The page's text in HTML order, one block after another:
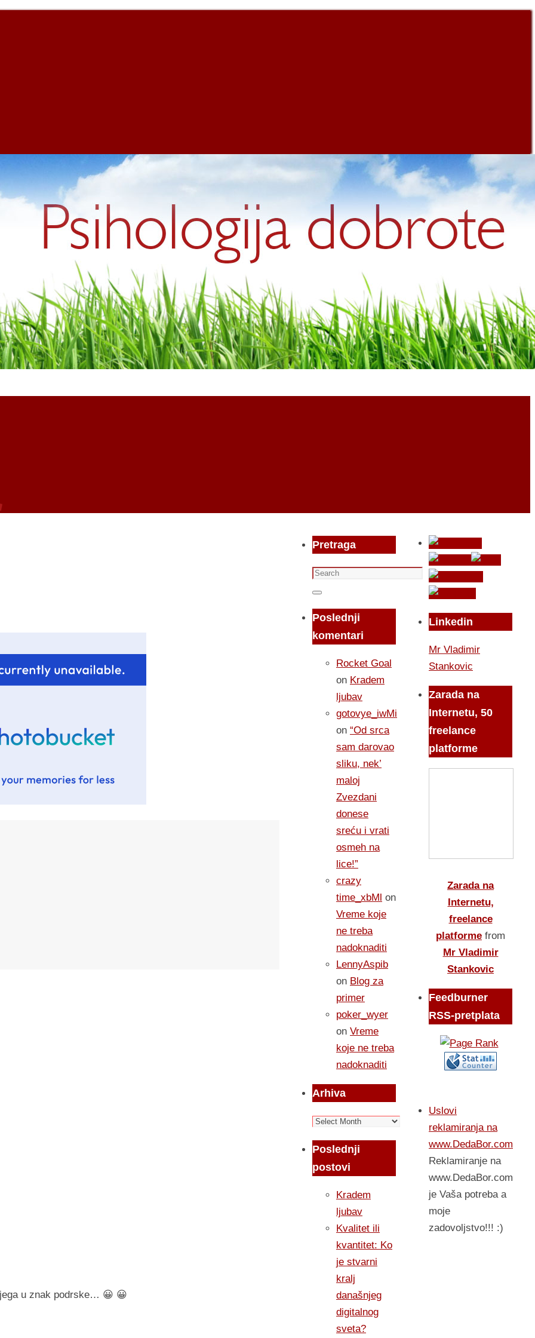
u znak podrske… 😀 😀
Pretraga
Search
for:
Search
Poslednji
komentari
Rocket Goal
on Kradem
ljubav
gotovye_iwMi
on “Od srca
sam darovao
sliku, nek’
maloj
Zvezdani
donese
sreću i vrati
osmeh na
lice!”
crazy
time_xbMl on
Vreme koje
ne treba
nadoknaditi
LennyAspib
on Blog za
primer
poker_wyer
on Vreme
koje ne treba
nadoknaditi
Arhiva
Arhiva
Poslednji
postovi
Kradem
ljubav
Kvalitet ili
kvantitet: Ko
je stvarni
kralj
današnjeg
digitalnog
sveta?
Linkedin
Mr Vladimir
Stankovic
Zarada na
Internetu, 50
freelance
platforme
Zarada na
Internetu,
freelance
platforme from
Mr Vladimir
Stankovic
Feedburner
RSS-pretplata
Uslovi
reklamiranja na
www.DedaBor.com
Reklamiranje na
www.DedaBor.com
je Vaša potreba a
moje
zadovoljstvo!!! :)